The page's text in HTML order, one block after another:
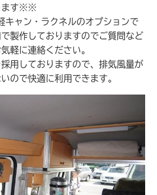
ます※※
キャン・ラクネルのオプションで
製作しておりますのでご質問など
軽に連絡ください。
用しておりますので、排気風量が
ので快適に利用できます。